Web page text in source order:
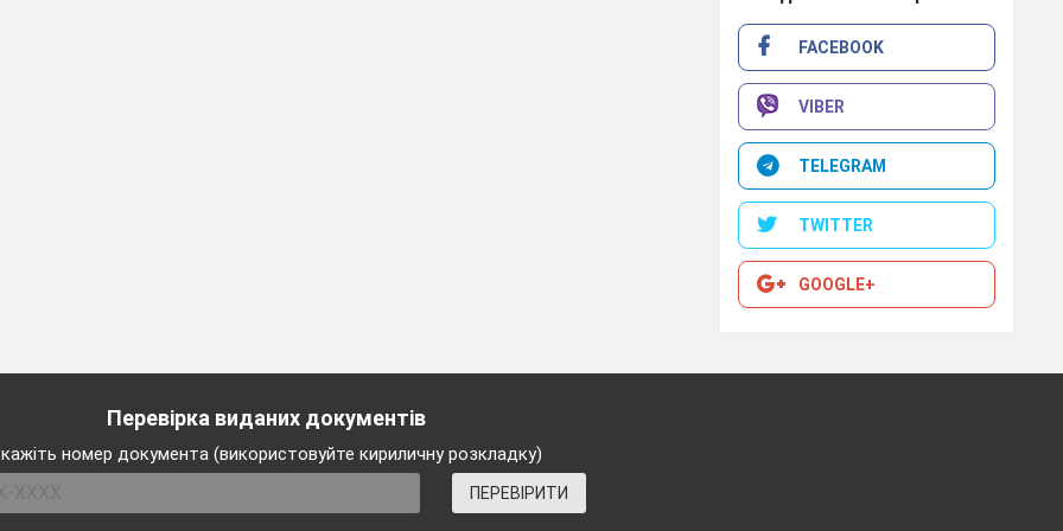
FACEBOOK
VIBER
TELEGRAM
TWITTER
GOOGLE+
Перевірка виданих документів
номер документа (використовуйте кириличну розкладку)
ПЕРЕВІРИТИ